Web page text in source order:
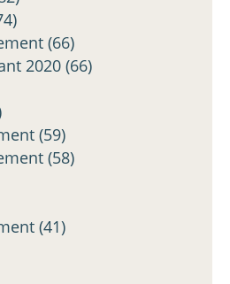
(66)
2020 (66)
(59)
(58)
(41)